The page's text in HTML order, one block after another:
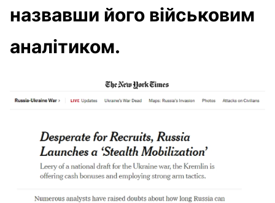
назвавши його військовим
аналітиком.